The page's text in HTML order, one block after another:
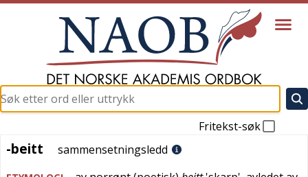
Fritekst-søk
-beitt
-beitt sammensetningsledd